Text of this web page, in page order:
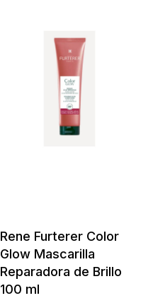
Rene Furterer Color
Glow Mascarilla
Reparadora de Brillo
100 ml